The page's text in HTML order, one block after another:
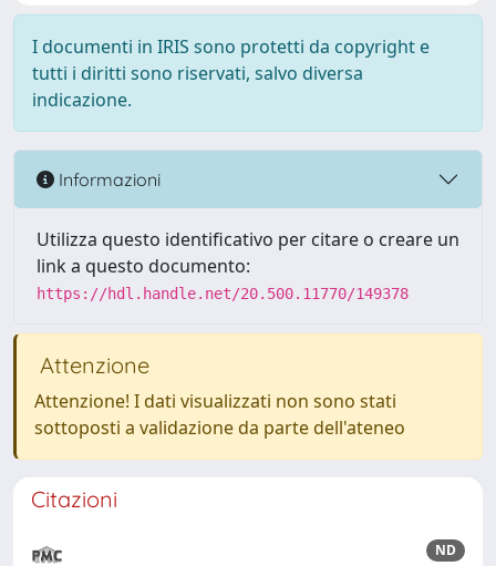
I documenti in IRIS sono protetti da copyright e
tutti i diritti sono riservati, salvo diversa
indicazione.
Informazioni
Utilizza questo identificativo per citare o creare un
link a questo documento:
https://hdl.handle.net/20.500.11770/149378
Attenzione
Attenzione! I dati visualizzati non sono stati
sottoposti a validazione da parte dell'ateneo
Citazioni
ND